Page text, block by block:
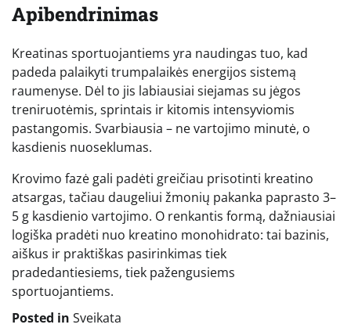
Apibendrinimas
Kreatinas sportuojantiems yra naudingas tuo, kad
padeda palaikyti trumpalaikės energijos sistemą
raumenyse. Dėl to jis labiausiai siejamas su jėgos
treniruotėmis, sprintais ir kitomis intensyviomis
pastangomis. Svarbiausia – ne vartojimo minutė, o
kasdienis nuoseklumas.
Krovimo fazė gali padėti greičiau prisotinti kreatino
atsargas, tačiau daugeliui žmonių pakanka paprasto 3–
5 g kasdienio vartojimo. O renkantis formą, dažniausiai
logiška pradėti nuo kreatino monohidrato: tai bazinis,
aiškus ir praktiškas pasirinkimas tiek
pradedantiesiems, tiek pažengusiems
sportuojantiems.
Posted in Sveikata